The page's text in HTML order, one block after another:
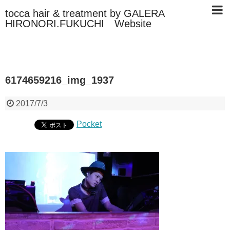
tocca hair & treatment by GALERA
HIRONORI.FUKUCHI Website
6174659216_img_1937
2017/7/3
Pocket